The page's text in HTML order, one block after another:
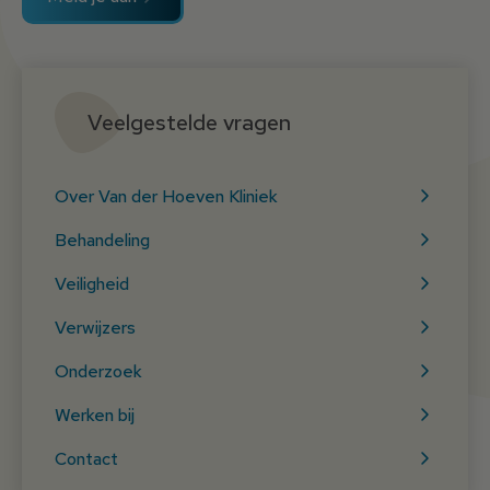
Veelgestelde vragen
Over Van der Hoeven Kliniek
Behandeling
Veiligheid
Verwijzers
Onderzoek
Werken bij
Contact